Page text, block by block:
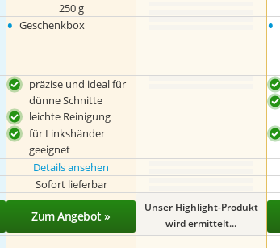
250 g
• Geschenkbox •
präzise und ideal für
dünne Schnitte
leichte Reinigung
für Linkshänder
geeignet
Details ansehen
Sofort lieferbar
Zum Angebot »
Unser Highlight-Produkt
wird ermittelt...